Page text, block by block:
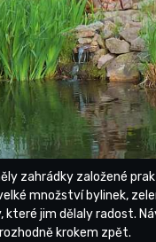
zahrádky založené
množství bylinek,
které jim dělaly radost.
krokem zpět.